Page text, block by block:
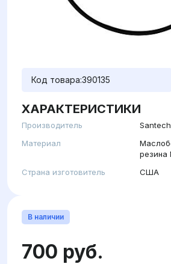
Код товара:390135
ХАРАКТЕРИСТИКИ
Производитель
Материал
резина
Страна изготовитель
США
В наличии
700 руб.